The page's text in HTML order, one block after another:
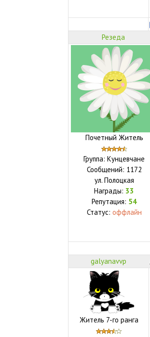
Резеда
Почетный Житель
Группа: Кунцевчане
Сообщений: 1172
ул. Полоцкая
Награды: 33
Репутация: 54
Статус: оффлайн
galyanavvp
Житель 7-го ранга